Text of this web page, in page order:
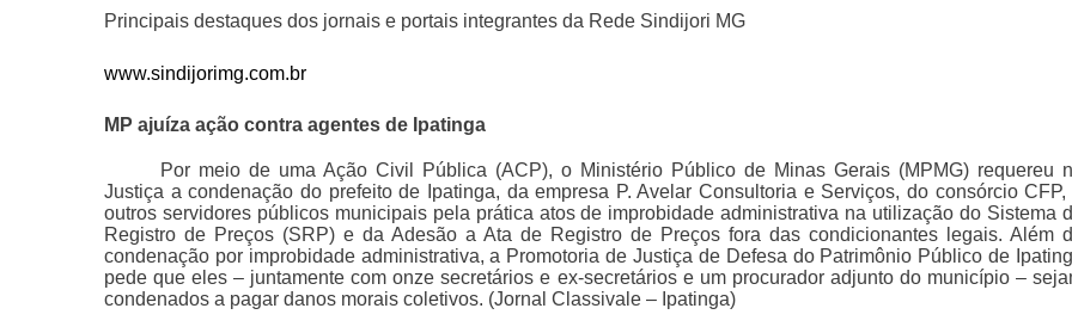
Principais destaques dos jornais e portais integrantes da Rede Sindijori MG
www.sindijorimg.com.br
MP ajuíza ação contra agentes de Ipatinga
Por meio de uma Ação Civil Pública (ACP), o Ministério Público de Minas Gerais (MPMG) requereu
Justiça a condenação do prefeito de Ipatinga, da empresa P. Avelar Consultoria e Serviços, do consórcio CFP,
outros servidores públicos municipais pela prática atos de improbidade administrativa na utilização do Sistema
Registro de Preços (SRP) e da Adesão a Ata de Registro de Preços fora das condicionantes legais. Além
condenação por improbidade administrativa, a Promotoria de Justiça de Defesa do Patrimônio Público de
pede que eles – juntamente com onze secretários e ex-secretários e um procurador adjunto do município –
condenados a pagar danos morais coletivos. (Jornal Classivale – Ipatinga)